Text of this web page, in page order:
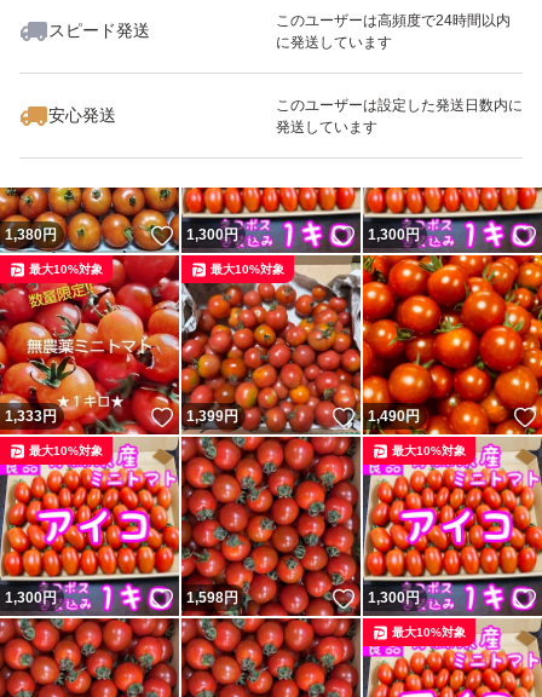
受け取った後にお気づきになられた場合には
返金などの対応をしていただけます。
ご一報下さい
箱詰めの時にひとつひとつ
痛みや割れがないか検品しておりますが
生物ですので輸送中などで痛みが生じる場合がございます
痛みが出た場合に備え多めに入れております
ご了承の上でのご購入を
宜しくお願い致します
即購入OKです
野菜の種類ミニトマト
野菜の種類ミニトマト
スピード発送
このユーザーは高頻度で24時間以内
に発送しています
安心発送
このユーザーは設定した発送日数内に
発送しています
いいね！
1,490
1,380円 いいね！
1,300円 いいね！
1,300円
1,333円 いいね！
最大10%対象
1,399円 いいね！
最大10%対象
1,490円
1,300円 いいね！
最大10%対象
1,598円 いいね！
1,300円
最大10%対象
最大10%対象